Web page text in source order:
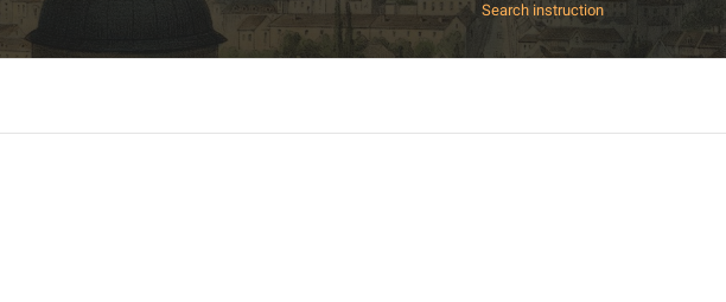
Search instruction